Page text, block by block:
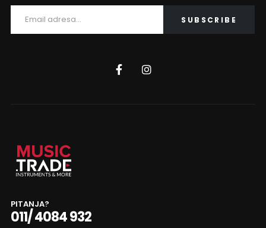
PITANJA?
011/ 4084 932